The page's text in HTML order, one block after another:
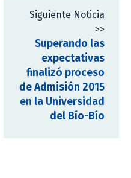
Siguiente Noticia
>>
Superando las
expectativas
finalizó proceso
de Admisión 2015
en la Universidad
del Bío-Bío